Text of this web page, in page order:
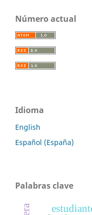
Número actual
Idioma
English
Español (España)
Palabras clave